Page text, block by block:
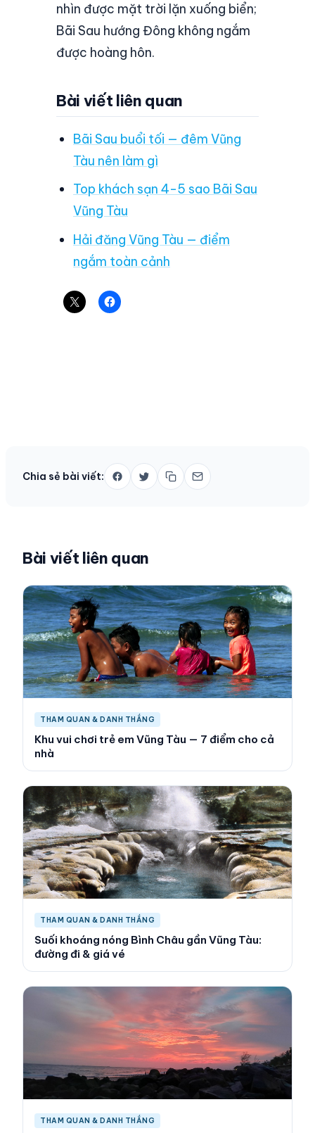
nhìn được mặt trời lặn xuống biển;
Bãi Sau hướng Đông không ngắm
được hoàng hôn.
Bài viết liên quan
Bãi Sau buổi tối — đêm Vũng
Tàu nên làm gì
Top khách sạn 4-5 sao Bãi Sau
Vũng Tàu
Hải đăng Vũng Tàu — điểm
ngắm toàn cảnh
Chia sẻ bài viết:
Bài viết liên quan
THAM QUAN & DANH THẮNG
Khu vui chơi trẻ em Vũng Tàu — 7 điểm cho cả
nhà
THAM QUAN & DANH THẮNG
Suối khoáng nóng Bình Châu gần Vũng Tàu:
đường đi & giá vé
THAM QUAN & DANH THẮNG